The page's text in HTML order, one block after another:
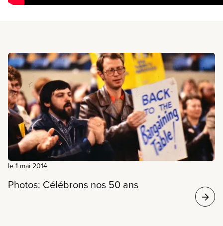
En savoir plus
le 1 mai 2014
Photos: Célébrons nos 50 ans